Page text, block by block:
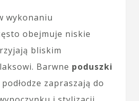
wykonaniu
obejmuje niskie
bliskim
Barwne poduszki
zapraszają do